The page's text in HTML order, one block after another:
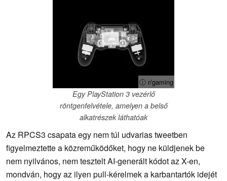
ⓘ r/gaming
Egy PlayStation 3 vezérlő
röntgenfelvétele, amelyen a belső
alkatrészek láthatóak
Az RPCS3 csapata egy nem túl udvarias tweetben
figyelmeztette a közreműködőket, hogy ne küldjenek be
nem nyilvános, nem tesztelt AI-generált kódot az X-en,
mondván, hogy az ilyen pull-kérelmek a karbantartók idejét